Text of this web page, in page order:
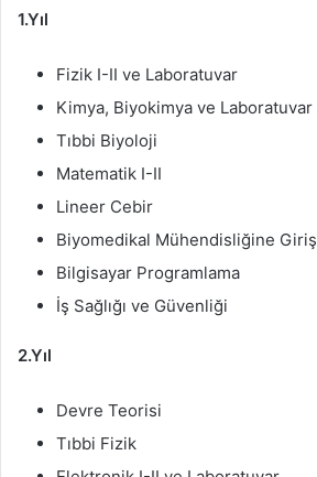
1.Yıl
Fizik I-II ve Laboratuvar
Kimya, Biyokimya ve Laboratuvar
Tıbbi Biyoloji
Matematik I-II
Lineer Cebir
Biyomedikal Mühendisliğine Giriş
Bilgisayar Programlama
İş Sağlığı ve Güvenliği
2.Yıl
Devre Teorisi
Tıbbi Fizik